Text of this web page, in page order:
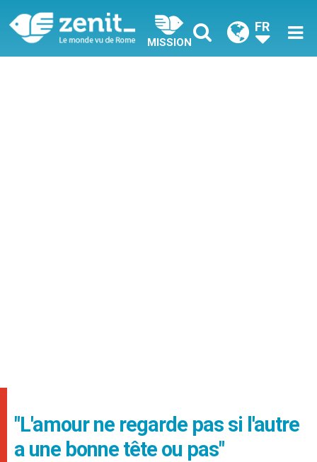
MISSION
FR
"L'amour ne regarde pas si l'autre
a une bonne tête ou pas"